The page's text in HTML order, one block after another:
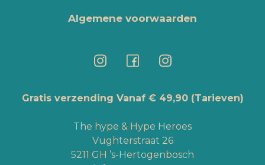
Algemene voorwaarden
Gratis verzending Vanaf € 49,90 (Tarieven)
The hype & Hype Heroes
Vughterstraat 26
5211 GH ’s-Hertogenbosch